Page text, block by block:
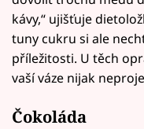
kávy,“ ujišťuje
tuny cukru si ale
příležitosti. U těch
vaší váze nijak
Čokoláda